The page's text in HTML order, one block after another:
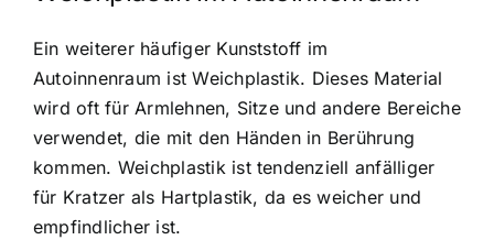
Ein weiterer häufiger Kunststoff im
Autoinnenraum ist Weichplastik. Dieses Material
wird oft für Armlehnen, Sitze und andere Bereiche
verwendet, die mit den Händen in Berührung
kommen. Weichplastik ist tendenziell anfälliger
für Kratzer als Hartplastik, da es weicher und
empfindlicher ist.